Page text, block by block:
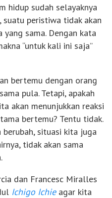
hidup sudah selayaknya
suatu peristiwa tidak akan
sama. Dengan kata
“untuk kali ini saja”
bertemu dengan orang
pula. Tetapi, apakah
akan menunjukkan reaksi
bertemu? Tentu tidak.
berubah, situasi kita juga
tidak akan sama
dan Francesc Miralles
Ichigo Ichieagar kita